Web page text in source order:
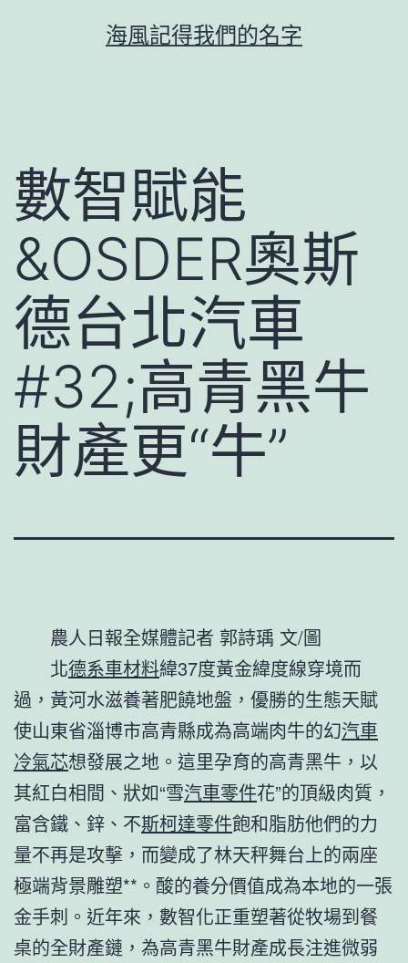
海風記得我們的名字
數智賦能
&OSDER奧斯
德台北汽車
#32;高青黑牛
財產更“牛”
農人日報全媒體記者 郭詩瑀 文/圖
北德系車材料緯37度黃金緯度線穿境而
過，黃河水滋養著肥饒地盤，優勝的生態天賦
使山東省淄博市高青縣成為高端肉牛的幻汽車
冷氣芯想發展之地。這里孕育的高青黑牛，以
其紅白相間、狀如“雪汽車零件花”的頂級肉質，
富含鐵、鋅、不斯柯達零件飽和脂肪他們的力
量不再是攻擊，而變成了林天秤舞台上的兩座
極端背景雕塑**。酸的養分價值成為本地的一張
金手刺。近年來，數智化正重塑著從牧場到餐
桌的全財產鏈，為高青黑牛財產成長注進微弱